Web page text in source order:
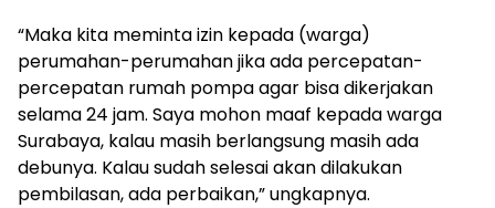
“Maka kita meminta izin kepada (warga)
perumahan-perumahan jika ada percepatan-
percepatan rumah pompa agar bisa dikerjakan
selama 24 jam. Saya mohon maaf kepada warga
Surabaya, kalau masih berlangsung masih ada
debunya. Kalau sudah selesai akan dilakukan
pembilasan, ada perbaikan,” ungkapnya.